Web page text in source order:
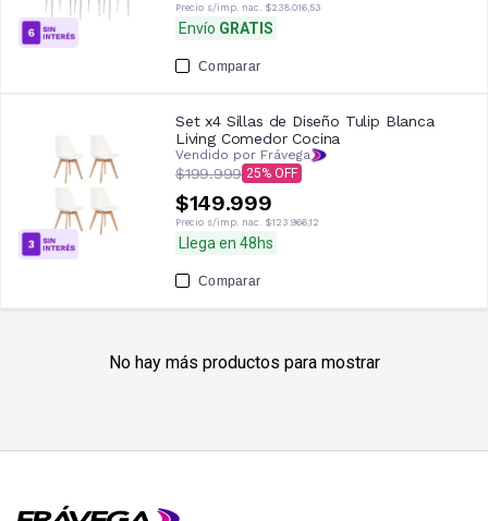
Precio s/imp. nac. $238.016,53
Envío GRATIS
Comparar
Set x4 Sillas de Diseño Tulip Blanca
Living Comedor Cocina
Vendido por Frávega
$199.999 25
$149.999
Precio s/imp. nac. $123.966,12
Llega en 48hs
Comparar
No hay más productos para mostrar